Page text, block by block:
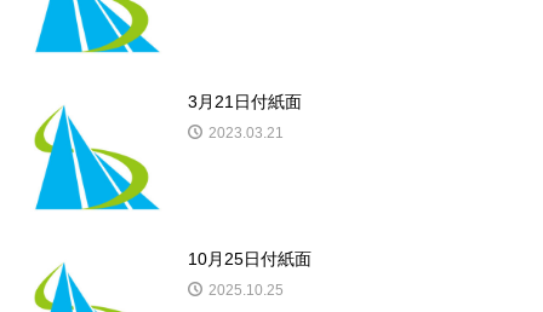
3月21日付紙面
2023.03.21
10月25日付紙面
2025.10.25